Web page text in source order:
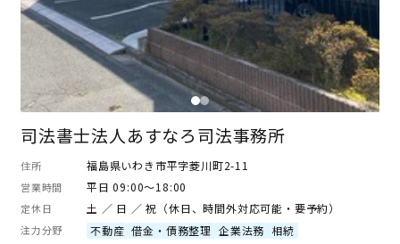
司法書士法人あすなろ司法事務所
住所 福島県いわき市平字菱川町2-11
営業時間 平日 09:00～18:00
定休日 土 ／ 日 ／ 祝（休日、時間外対応可能・要予約）
注力分野 不動産 借金・債務整理 企業法務 相続